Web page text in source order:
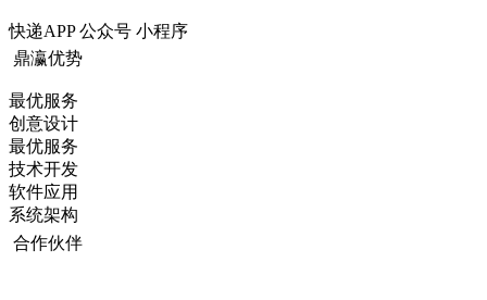
快递APP 公众号 小程序
鼎瀛优势
最优服务
创意设计
最优服务
技术开发
软件应用
系统架构
合作伙伴